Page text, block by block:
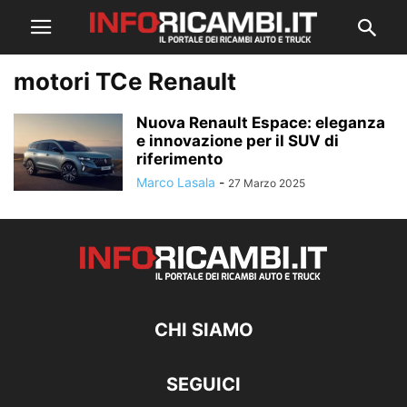
motori TCe Renault
Nuova Renault Espace: eleganza
e innovazione per il SUV di
riferimento
Marco Lasala - 27 Marzo 2025
CHI SIAMO
SEGUICI